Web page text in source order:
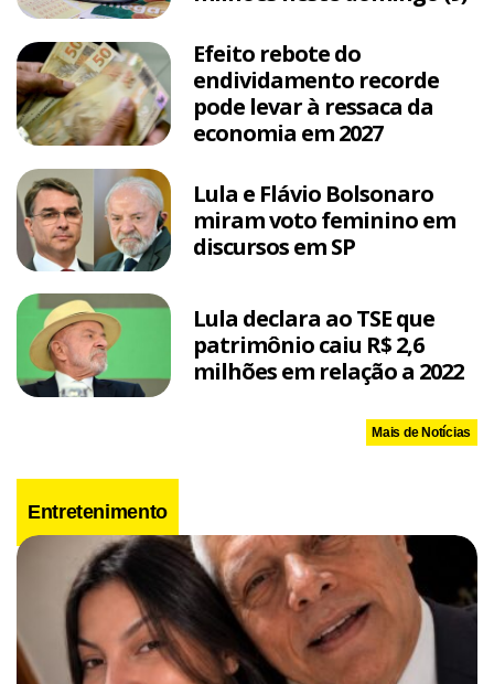
Efeito rebote do
endividamento recorde
pode levar à ressaca da
economia em 2027
Lula e Flávio Bolsonaro
miram voto feminino em
discursos em SP
Lula declara ao TSE que
patrimônio caiu R$ 2,6
milhões em relação a 2022
Mais de Notícias
Entretenimento